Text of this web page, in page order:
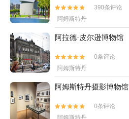


390条评论
阿姆斯特丹
阿拉德·皮尔逊博物馆


0条评论
阿姆斯特丹
阿姆斯特丹摄影博物馆


0条评论